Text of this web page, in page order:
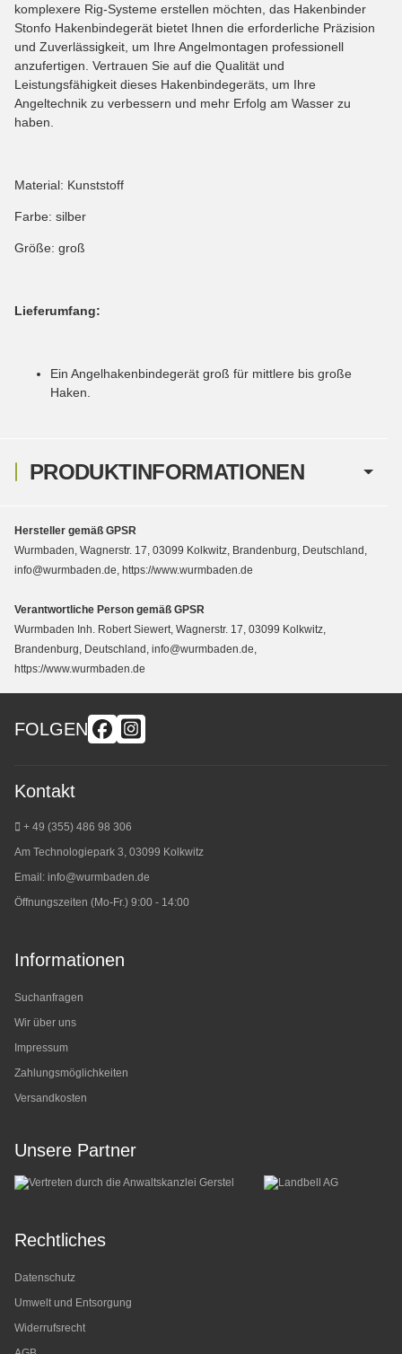
PRODUKTINFORMATIONEN
komplexere Rig-Systeme erstellen möchten, das Hakenbinder
Stonfo Hakenbindegerät bietet Ihnen die erforderliche Präzision
und Zuverlässigkeit, um Ihre Angelmontagen professionell
anzufertigen. Vertrauen Sie auf die Qualität und
Leistungsfähigkeit dieses Hakenbindegeräts, um Ihre
Angeltechnik zu verbessern und mehr Erfolg am Wasser zu
haben.
Material: Kunststoff
Farbe: silber
Größe: groß
Lieferumfang:
Ein Angelhakenbindegerät groß für mittlere bis große
Haken.
Hersteller gemäß GPSR
Wurmbaden, Wagnerstr. 17, 03099 Kolkwitz, Brandenburg, Deutschland,
info@wurmbaden.de, https://www.wurmbaden.de
Verantwortliche Person gemäß GPSR
Wurmbaden Inh. Robert Siewert, Wagnerstr. 17, 03099 Kolkwitz,
Brandenburg, Deutschland, info@wurmbaden.de,
https://www.wurmbaden.de
FOLGEN
Kontakt
+ 49 (355) 486 98 306
Am Technologiepark 3, 03099 Kolkwitz
Email: info@wurmbaden.de
Öffnungszeiten (Mo-Fr.) 9:00 - 14:00
Informationen
Suchanfragen
Wir über uns
Impressum
Zahlungsmöglichkeiten
Versandkosten
Unsere Partner
Rechtliches
Datenschutz
Umwelt und Entsorgung
Widerrufsrecht